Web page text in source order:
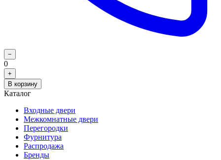
−
0
+
В корзину
Каталог
Входные двери
Межкомнатные двери
Перегородки
Фурнитура
Распродажа
Бренды